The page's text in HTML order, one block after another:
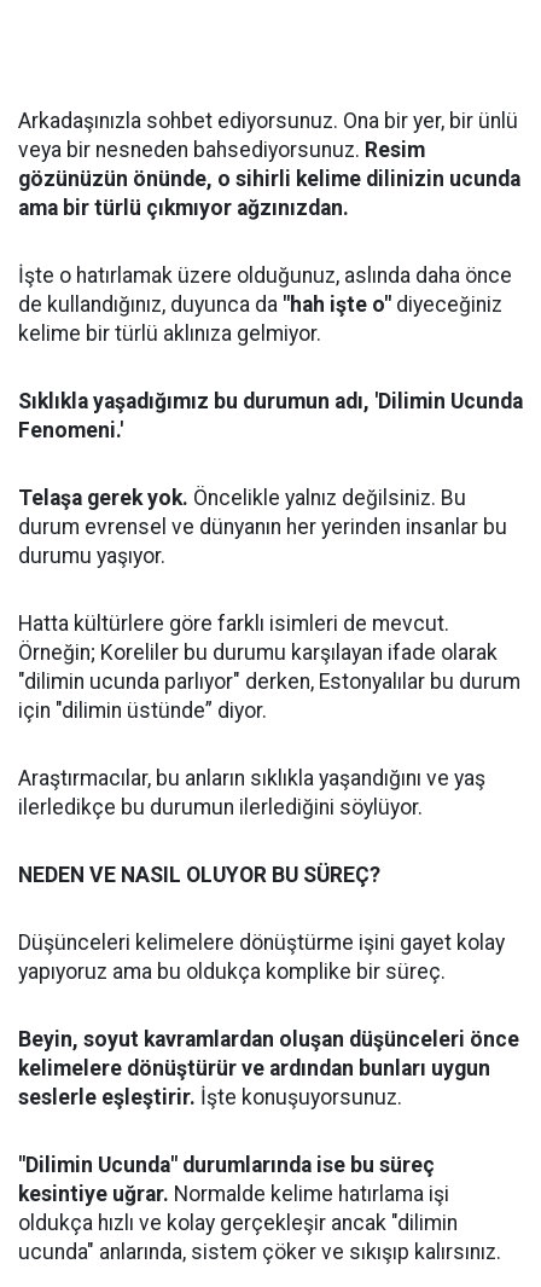
Arkadaşınızla sohbet ediyorsunuz. Ona bir yer, bir ünlü
veya bir nesneden bahsediyorsunuz. Resim
gözünüzün önünde, o sihirli kelime dilinizin ucunda
ama bir türlü çıkmıyor ağzınızdan.
İşte o hatırlamak üzere olduğunuz, aslında daha önce
de kullandığınız, duyunca da "hah işte o" diyeceğiniz
kelime bir türlü aklınıza gelmiyor.
Sıklıkla yaşadığımız bu durumun adı, 'Dilimin Ucunda
Fenomeni.'
Telaşa gerek yok. Öncelikle yalnız değilsiniz. Bu
durum evrensel ve dünyanın her yerinden insanlar bu
durumu yaşıyor.
Hatta kültürlere göre farklı isimleri de mevcut.
Örneğin; Koreliler bu durumu karşılayan ifade olarak
"dilimin ucunda parlıyor" derken, Estonyalılar bu durum
için "dilimin üstünde” diyor.
Araştırmacılar, bu anların sıklıkla yaşandığını ve yaş
ilerledikçe bu durumun ilerlediğini söylüyor.
NEDEN VE NASIL OLUYOR BU SÜREÇ?
Düşünceleri kelimelere dönüştürme işini gayet kolay
yapıyoruz ama bu oldukça komplike bir süreç.
Beyin, soyut kavramlardan oluşan düşünceleri önce
kelimelere dönüştürür ve ardından bunları uygun
seslerle eşleştirir. İşte konuşuyorsunuz.
"Dilimin Ucunda" durumlarında ise bu süreç
kesintiye uğrar. Normalde kelime hatırlama işi
oldukça hızlı ve kolay gerçekleşir ancak "dilimin
ucunda" anlarında, sistem çöker ve sıkışıp kalırsınız.